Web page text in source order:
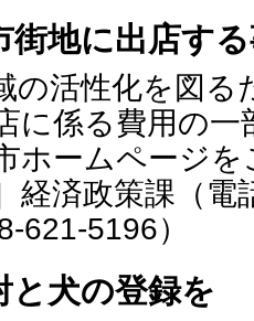
街地に出店す
活性化を図る
に係る費用の
ホームページを
経済政策課（
5196）
と犬の登録を